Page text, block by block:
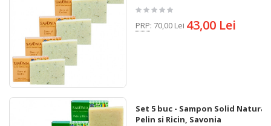
PRP: 70,00 Lei 43,00 Lei
Set 5 buc - Sampon Solid Natural
Pelin si Ricin, Savonia